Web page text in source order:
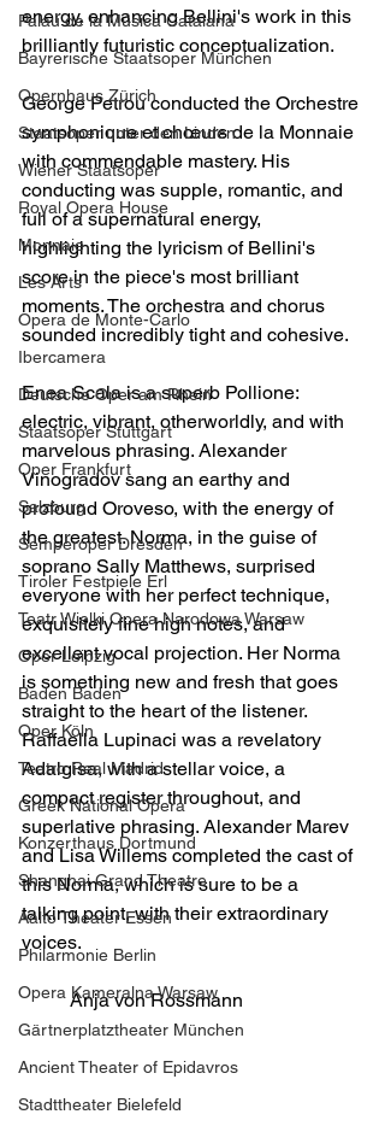
Palau de la Música Catalana
Bayrerische Staatsoper München
Opernhaus Zürich
Staatsoper unter den Linden
Wiener Staatsoper
Royal Opera House
Monnaie
Les Arts
Opera de Monte-Carlo
Ibercamera
Deutsche Oper am Rhein
Staatsoper Stuttgart
Oper Frankfurt
Salzburg
Semperoper Dresden
Tiroler Festpiele Erl
Teatr Wielki Opera Narodowa Warsaw
Oper Leipzig
Baden Baden
Oper Köln
Teatro Real Madrid
Greek National Opera
Konzerthaus Dortmund
Shanghai Grand Theatre
Aalto Theater Essen
Philarmonie Berlin
Opera Kameralna Warsaw
Gärtnerplatztheater München
Ancient Theater of Epidavros
Stadttheater Bielefeld
energy, enhancing Bellini's work in this
brilliantly futuristic conceptualization.
George Petrou conducted the Orchestre
symphonique et chœurs de la Monnaie
with commendable mastery. His
conducting was supple, romantic, and
full of a supernatural energy,
highlighting the lyricism of Bellini's
score in the piece's most brilliant
moments. The orchestra and chorus
sounded incredibly tight and cohesive.
Enea Scala is a superb Pollione:
electric, vibrant, otherworldly, and with
marvelous phrasing. Alexander
Vinogradov sang an earthy and
profound Oroveso, with the energy of
the greatest. Norma, in the guise of
soprano Sally Matthews, surprised
everyone with her perfect technique,
exquisitely fine high notes, and
excellent vocal projection. Her Norma
is something new and fresh that goes
straight to the heart of the listener.
Raffaella Lupinaci was a revelatory
Adalgisa, with a stellar voice, a
compact register throughout, and
superlative phrasing. Alexander Marev
and Lisa Willems completed the cast of
this Norma, which is sure to be a
talking point, with their extraordinary
voices.
Anja von Rossmann